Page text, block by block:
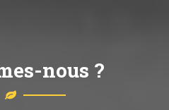
nous ?